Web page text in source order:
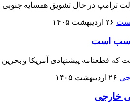
ترامپ در حال تشویق همسایه جنوبی
۲۶ اردیبهشت ۱۴۰۵
است
که قطعنامه پیشنهادی آمریکا و
۲۶ اردیبهشت ۱۴۰۵